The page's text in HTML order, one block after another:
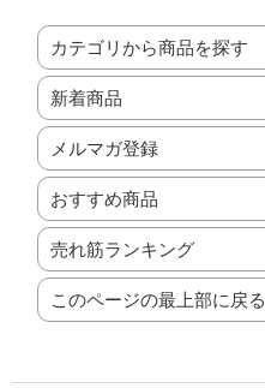
カテゴリから商品を探す
新着商品
メルマガ登録
おすすめ商品
売れ筋ランキング
このページの最上部に戻る